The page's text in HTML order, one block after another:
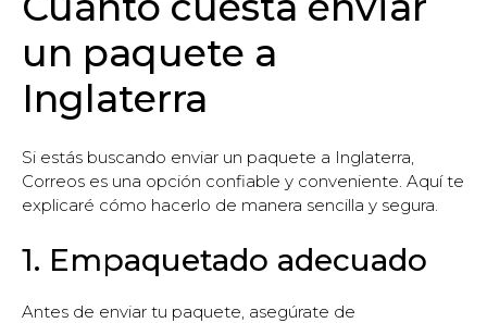
un paquete a
Inglaterra
Si estás buscando enviar un paquete a Inglaterra,
Correos es una opción confiable y conveniente. Aquí te
explicaré cómo hacerlo de manera sencilla y segura.
1. Empaquetado adecuado
Antes de enviar tu paquete, asegúrate de